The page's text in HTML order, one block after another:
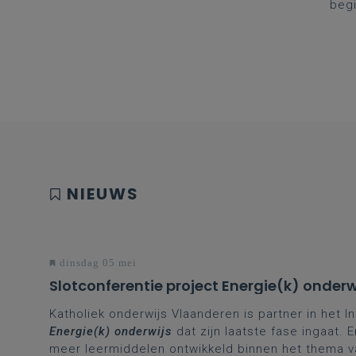
NIEUWS
dinsdag 05 mei
Slotconferentie project Energie(k)
Katholiek onderwijs Vlaanderen is partner in het
Energie(k) onderwijs dat zijn laatste fase ingaat.
meer leermiddelen ontwikkeld binnen het thema